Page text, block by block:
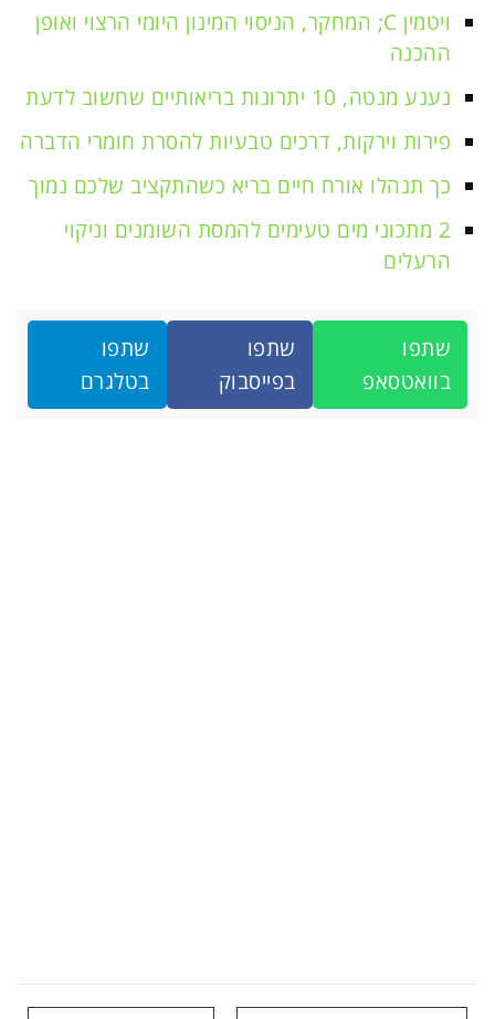
ויטמין C; המחקר, הניסוי המינון היומי הרצוי ואופן
ההכנה
נענע מנטה, 10 יתרונות בריאותיים שחשוב לדעת
פירות וירקות, דרכים טבעיות להסרת חומרי הדברה
כך תנהלו אורח חיים בריא כשהתקציב שלכם נמוך
2 מתכוני מים טעימים להמסת השומנים וניקוי
הרעלים
שתפו
בוואטסאפ
שתפו
בפייסבוק
שתפו
בטלגרם